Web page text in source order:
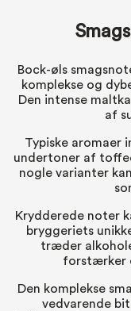
Bock-øls
komplekse og
Den intense
af
Typiske aromaer
undertoner af
nogle varianter
Krydderede noter
bryggeriets
træder
forstærker
Den komplekse
vedvarende